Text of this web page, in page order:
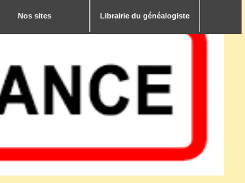
Nos sites Librairie du généalogiste